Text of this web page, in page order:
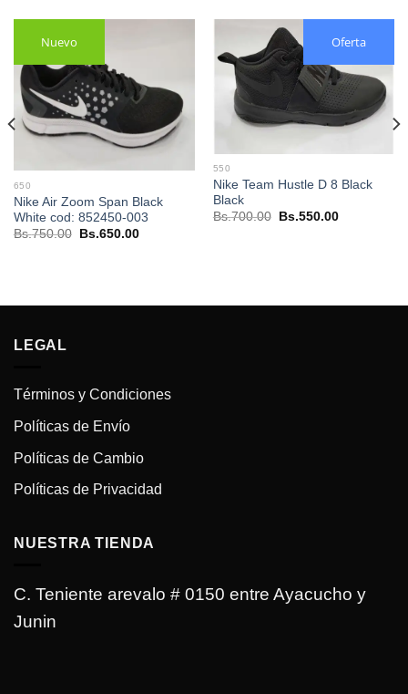
Nuevo
650
Nike Air Zoom Span Black
White cod: 852450-003
Bs.750.00
El
Bs.650.00El
Oferta
550
Nike Team Hustle D 8 Black
Black
Bs.700.00
El
Bs.550.00El
LEGAL
Términos y Condiciones
Políticas de Envío
Políticas de Cambio
Políticas de Privacidad
NUESTRA TIENDA
C. Teniente arevalo # 0150 entre Ayacucho y
Junin